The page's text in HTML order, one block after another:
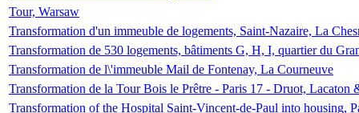
Tour, Warsaw
Transformation d'un immeuble de logements, Saint-Nazaire, La
Transformation de 530 logements, bâtiments G, H, I, quartier du
Transformation de l\'immeuble Mail de Fontenay, La Courneuve
Transformation de la Tour Bois le Prêtre - Paris 17 - Druot, Lacaton
Transformation of the Hospital Saint-Vincent-de-Paul into housing,